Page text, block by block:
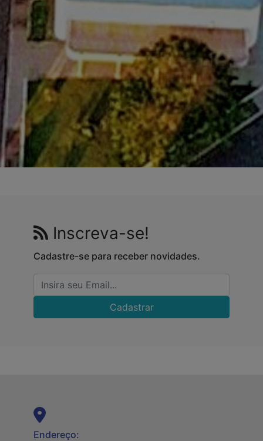
Inscreva-se!
Cadastre-se para receber novidades.
Cadastrar
Endereço: